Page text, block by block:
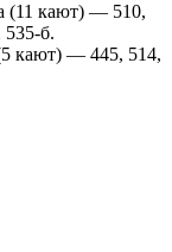
(11 кают) — 510,
535-б.
кают) — 445, 514,